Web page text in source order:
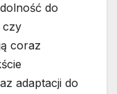
do
czy
coraz
adaptacji do